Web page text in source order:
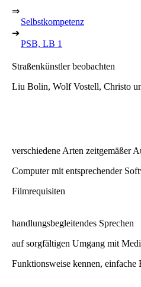
⇒
Selbstkompetenz
➔
PSB, LB 1
Straßenkünstler beobachten
Liu Bolin, Wolf Vostell, Christo
verschiedene Arten zeitgemäßer
Computer mit entsprechender
Filmrequisiten
handlungsbegleitendes Sprechen
auf sorgfältigen Umgang mit
Funktionsweise kennen, einfache